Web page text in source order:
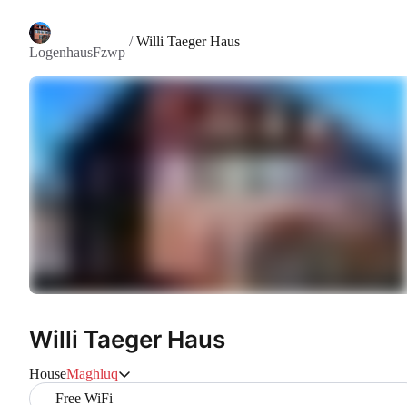
LogenhausFzwp
/Willi Taeger Haus
Willi Taeger Haus
HouseMagħluq
Free WiFi